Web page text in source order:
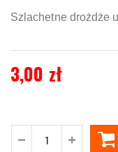
Szlachetne drożdże
3,00 zł